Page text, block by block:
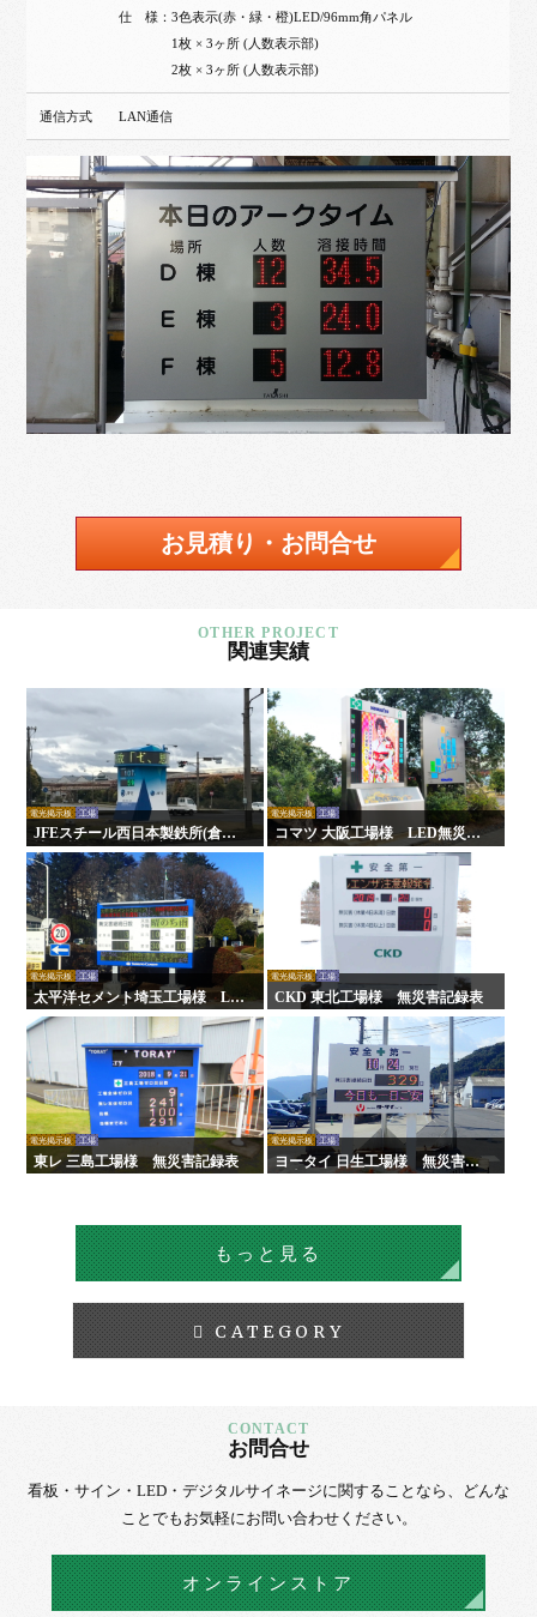
仕 様：3色表示(赤・緑・橙)LED/96mm角パネル
1枚 × 3ヶ所 (人数表示部)
2枚 × 3ヶ所 (人数表示部)
通信方式 LAN通信
お見積り・お問合せ
関連実績
電光掲示板 工場
JFEスチール西日本製鉄所(倉敷
地区)様 LED無災害記録表
電光掲示板 工場
コマツ 大阪工場様 LED無災害
記録表
電光掲示板 工場
太平洋セメント埼玉工場様 LE
D無災害記録表
電光掲示板 工場
CKD 東北工場様 無災害記録表
電光掲示板 工場
東レ 三島工場様 無災害記録表
電光掲示板 工場
ヨータイ 日生工場様 無災害記
録表
もっと見る
CATEGORY
お問合せ
看板・サイン・LED・デジタルサイネージに関することなら、
どんな
ことでもお気軽にお問い合わせください。
オンラインストア